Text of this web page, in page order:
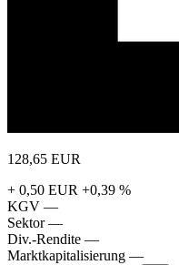
128,65 EUR
+ 0,50 EUR +0,39 %
KGV —
Sektor —
Div.-Rendite —
Marktkapitalisierung —